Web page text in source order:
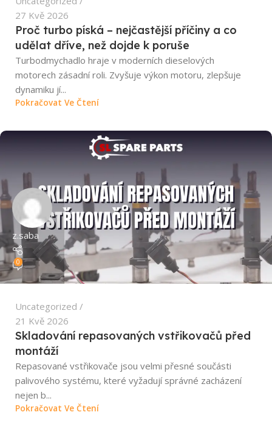
27 Kvě 2026
Proč turbo píská – nejčastější příčiny a co
udělat dříve, než dojde k poruše
Turbodmychadlo hraje v moderních dieselových
motorech zásadní roli. Zvyšuje výkon motoru, zlepšuje
dynamiku jí...
Pokračovat Ve Čtení
z.saba
0
Uncategorized
21 Kvě 2026
Skladování repasovaných vstřikovačů před
montáží
Repasované vstřikovače jsou velmi přesné součásti
palivového systému, které vyžadují správné zacházení
nejen b...
Pokračovat Ve Čtení